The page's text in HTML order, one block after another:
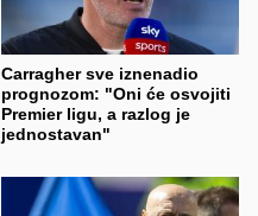
Carragher sve iznenadio
prognozom: "Oni će osvojiti
Premier ligu, a razlog je
jednostavan"